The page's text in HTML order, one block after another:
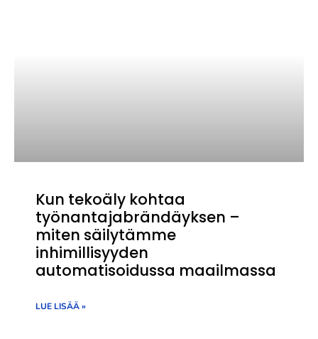
Kun tekoäly kohtaa
työnantajabrändäyksen –
miten säilytämme
inhimillisyyden
automatisoidussa maailmassa
LUE LISÄÄ »